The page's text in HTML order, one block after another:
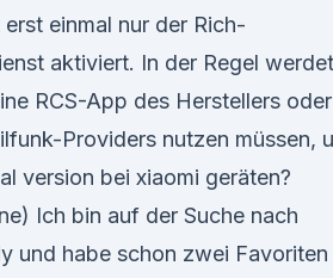
einmal nur der Rich-
aktiviert. In der Regel werdet
RCS-App des Herstellers oder
Providers nutzen müssen,
version bei xiaomi geräten?
Ich bin auf der Suche nach
und habe schon zwei Favoriten